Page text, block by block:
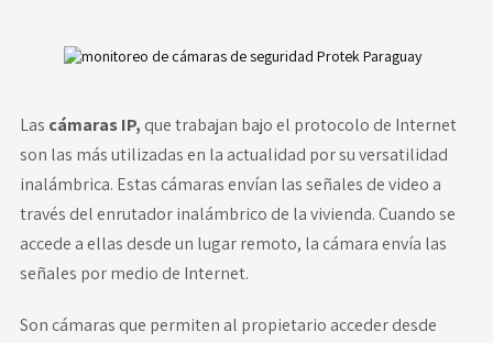
Las cámaras IP, que trabajan bajo el protocolo de Internet
son las más utilizadas en la actualidad por su versatilidad
inalámbrica. Estas cámaras envían las señales de video a
través del enrutador inalámbrico de la vivienda. Cuando se
accede a ellas desde un lugar remoto, la cámara envía las
señales por medio de Internet.
Son cámaras que permiten al propietario acceder desde